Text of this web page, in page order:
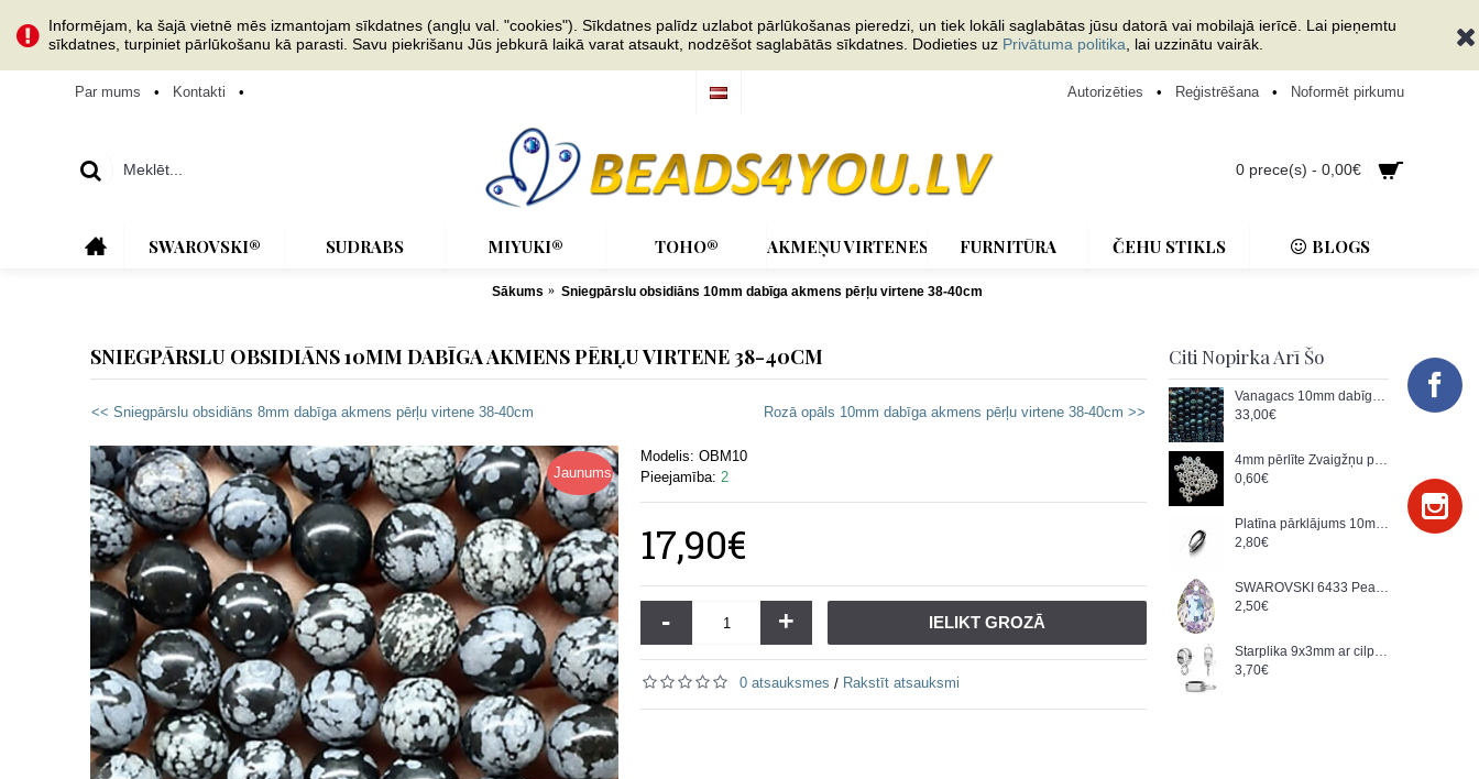
Informējam, ka šajā vietnē mēs izmantojam sīkdatnes (angļu val. "cookies"). Sīkdatnes palīdz uzlabot pārlūkošanas pieredzi, un tiek lokāli saglabātas jūsu datorā vai mobilajā ierīcē. Lai pieņemtu
sīkdatnes, turpiniet pārlūkošanu kā parasti. Savu piekrišanu Jūs jebkurā laikā varat atsaukt, nodzēšot saglabātās sīkdatnes. Dodieties uz Privātuma politika , lai uzzinātu vairāk.
Par mums • Kontakti • Autorizēties • Reģistrēšana • Noformēt pirkumu
0 prece(s) - 0,00€
SWAROVSKI® SUDRABS MIYUKI® TOHO® AKMEŅU VIRTENES FURNITŪRA ČEHU STIKLS BLOGS
Sākums Sniegpārslu obsidiāns 10mm dabīga akmens pērļu virtene 38-40cm
Citi Nopirka Arī Šo
Vanagacs 10mm dabīga akmens pērļu virtene 38-40cm
33,00€
4mm pērlīte Zvaigžņu putekļi, sudrabs AG-925 (x1)
0,60€
Platīna pārklājums 10mm Satvērējs kuloniem, sudraba AG-925 (x1)
2,80€
SWAROVSKI 6433 Pear Cut Pendant 11.5 mm Crystal (001) Vitrail Light (VL) (x1)
2,50€
Starplika 9x3mm ar cilpu 925.sudrabs ar platīnu (x1)
3,70€
SNIEGPĀRSLU OBSIDIĀNS 10MM DABĪGA AKMENS PĒRĻU VIRTENE 38-40CM
<< Sniegpārslu obsidiāns 8mm dabīga akmens pērļu virtene 38-40cm Rozā opāls 10mm dabīga akmens pērļu virtene 38-40cm >>
Jaunums
Modelis: OBM10
Pieejamība: 2
17,90€
- + IELIKT GROZĀ
0 atsauksmes / Rakstīt atsauksmi